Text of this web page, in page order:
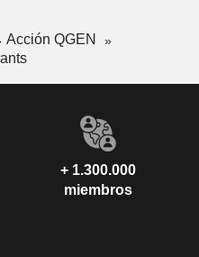
Acción QGEN
+ 1.300.000
miembros